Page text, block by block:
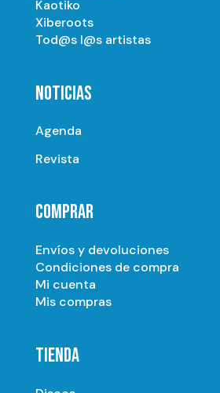
Kaotiko
Xiberoots
Tod@s l@s artistas
NOTICIAS
Agenda
Revista
COMPRAR
Envíos y devoluciones
Condiciones de compra
Mi cuenta
Mis compras
TIENDA